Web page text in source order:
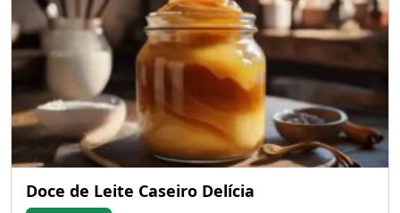
Doce de Leite Caseiro Delícia